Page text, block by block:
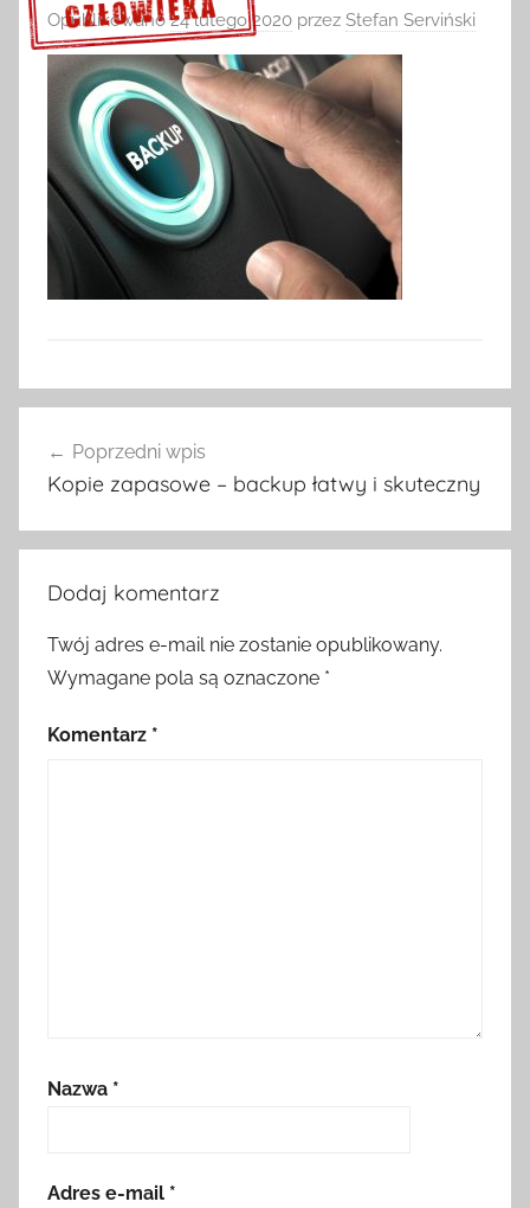
Sprawdź szczegóły >>>
Opublikowano24 lutego 2020 przez Stefan Serviński
wpisu
Poprzedni wpis
Kopie zapasowe – backup łatwy i skuteczny
Dodaj komentarz
Twój adres e-mail nie zostanie opublikowany.
Wymagane pola są oznaczone *
Komentarz *
Nazwa *
Adres e-mail *